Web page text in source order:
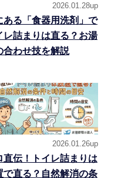
2026.01.28up
ある「食器用洗剤」で
レ詰まりは直る？お湯
合わせ技を解説
2026.01.26up
直伝！トイレ詰まりは
で直る？自然解消の条